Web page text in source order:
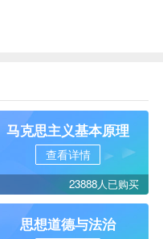
马克思主义基本原理
查看详情
23888人已购买
思想道德与法治